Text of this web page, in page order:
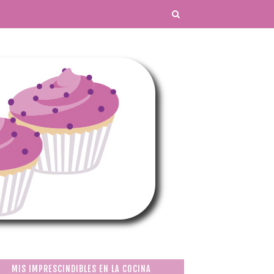
MIS IMPRESCINDIBLES EN LA COCINA